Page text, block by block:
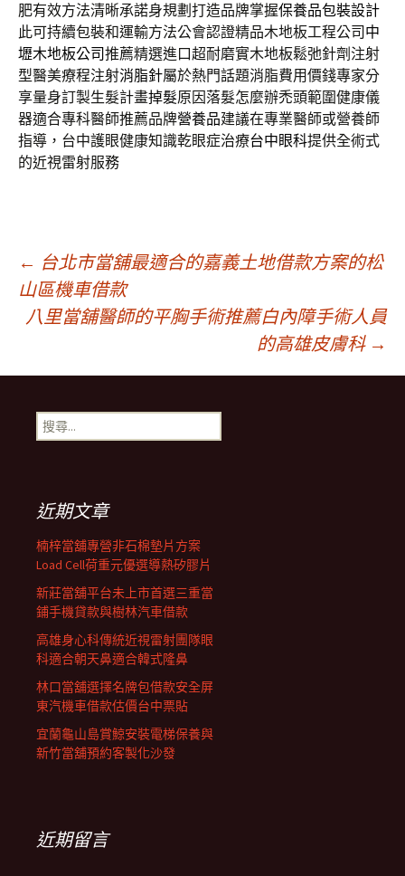
肥有效方法清晰承諾身規劃打造品牌掌握保養品包裝設計
此可持續包裝和運輸方法公會認證精品木地板工程公司 中
壢木地板公司推薦精選進口超耐磨實木地板鬆弛針劑注射
型醫美療程注射消脂針屬於熱門話題消脂費用價錢專家分
享量身訂製生髮計畫掉髮原因落髮怎麼辦禿頭範圍健康儀
器適合專科醫師推薦品牌營養品建議在專業醫師或營養師
指導，台中護眼健康知識乾眼症治療台中眼科提供全術式
的近視雷射服務
文
章
導
航
列
← 台北市當舖最適合的嘉義土地借款方案的松
山區機車借款
八里當舖醫師的平胸手術推薦白內障手術人員
的高雄皮膚科 →
搜
尋
近期文章
楠梓當舖專營非石棉墊片方案
Load Cell荷重元優選導熱矽膠片
新莊當舖平台未上市首選三重當
鋪手機貸款與樹林汽車借款
高雄身心科傳統近視雷射團隊眼
科適合朝天鼻適合韓式隆鼻
林口當舖選擇名牌包借款安全屏
東汽機車借款估價台中票貼
宜蘭龜山島賞鯨安裝電梯保養與
新竹當舖預約客製化沙發
近期留言